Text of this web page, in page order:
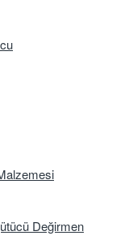
Değirmen